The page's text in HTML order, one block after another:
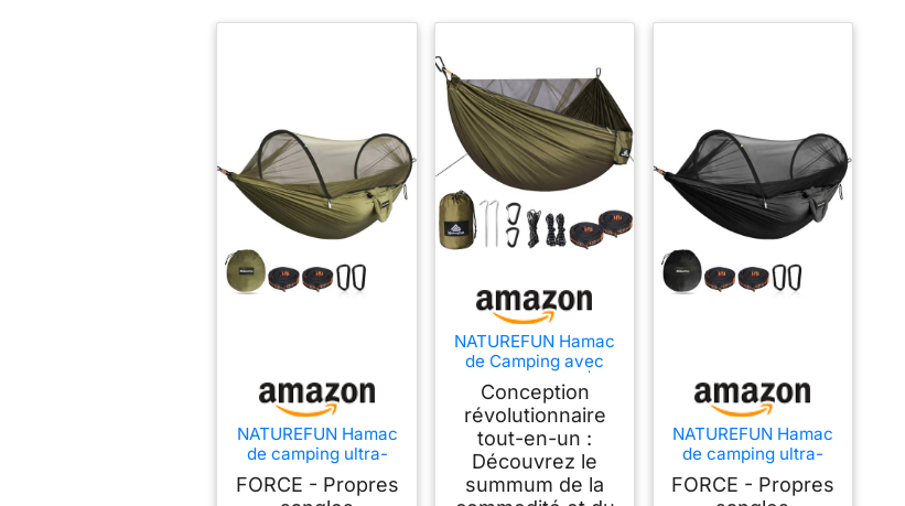
NATUREFUN Hamac
de camping ultra-
léger Hamac en filet
anti-moustiques |
FORCE - Propres
NATUREFUN Hamac
de Camping avec
Moustiquaire |
Capacité de Charge
de 300kg, (290 x
140 cm) Nylon
Parachute
Respirant, séchage
Rapide |
Conception
révolutionnaire
tout-en-un :
Découvrez le
summum de la
NATUREFUN Hamac
de camping ultra-
léger Hamac en filet
anti-moustiques |
FORCE - Propres